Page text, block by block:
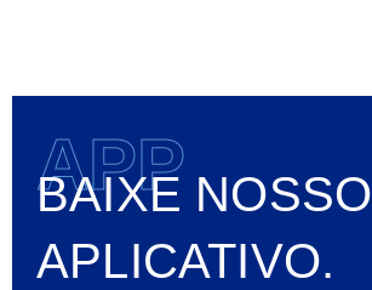
APP
BAIXE NOSSO
APLICATIVO.